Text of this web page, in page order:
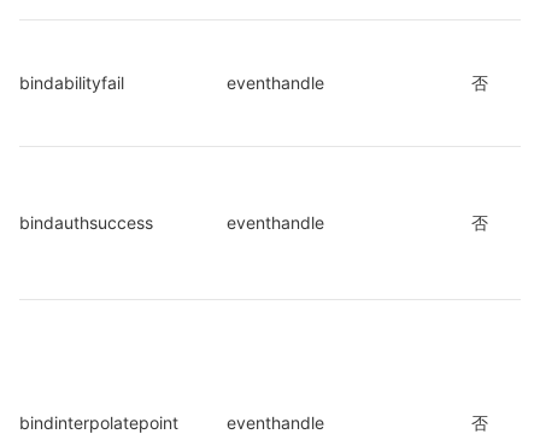
bindabilityfail eventhandle 否
bindauthsuccess eventhandle 否
bindinterpolatepoint eventhandle 否